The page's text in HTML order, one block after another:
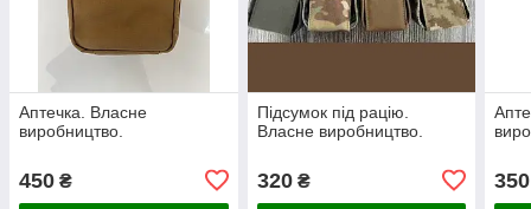
Аптечка. Власне
виробництво.
450 ₴
Підсумок під рацію.
Власне виробництво.
320₴ 350